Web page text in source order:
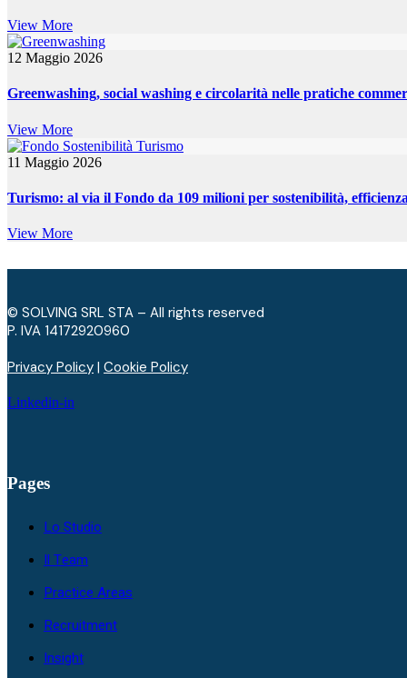
View More
12 Maggio 2026
Greenwashing, social washing e circolarità nelle pratiche
View More
11 Maggio 2026
Turismo: al via il Fondo da 109 milioni per sostenibilità,
View More
© SOLVING SRL STA – All rights reserved
P. IVA ​14172920960
Privacy Policy | Cookie Policy
Linkedin-in
Pages
Lo Studio
Il Team
Practice Areas
Recruitment
Insight